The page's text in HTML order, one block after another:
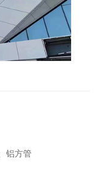
铝方管